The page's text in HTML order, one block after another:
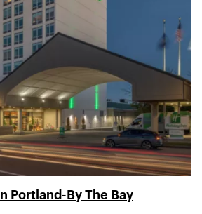
Portland-By The Bay